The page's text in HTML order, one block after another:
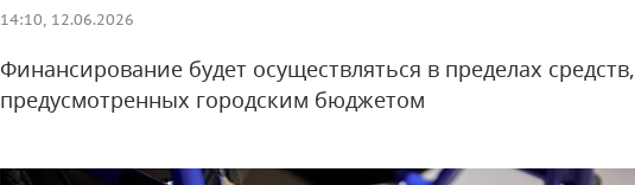
14:10, 12.06.2026
Финансирование будет осуществляться в пределах средств,
предусмотренных городским бюджетом